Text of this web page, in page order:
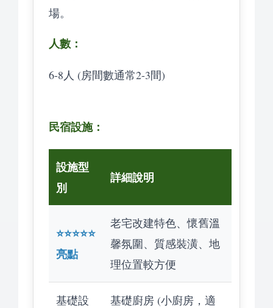
場。
人數：
6-8人 (房間數通常2-3間)
民宿設施：
設施型
別
詳細說明
⭐️⭐️⭐️⭐️⭐️
亮點
老宅改建特色、懷舊溫
馨氛圍、質感裝潢、地
理位置較方便
基礎設
基礎廚房 (小廚房，適